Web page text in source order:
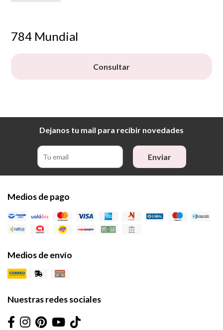
784 Mundial
Consultar
Dejanos tu mail para recibir novedades
Enviar
Medios de pago
Medios de envío
Nuestras redes sociales